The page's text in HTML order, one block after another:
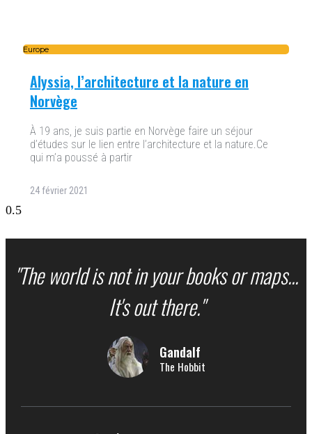
Europe
Alyssia, l’architecture et la nature en
Norvège
À 19 ans, je suis partie en Norvège faire un séjour
d’études sur le lien entre l’architecture et la nature.Ce
qui m’a poussé à partir
24 février 2021
"The world is not in your books or maps...
It's out there."
Gandalf
The Hobbit